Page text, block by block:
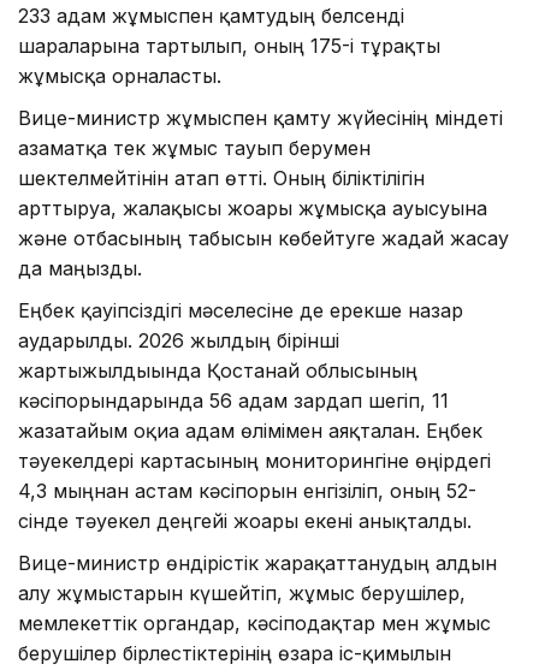
233 адам жұмыспен қамтудың белсенді
шараларына тартылып, оның 175-і тұрақты
жұмысқа орналасты.
Вице-министр жұмыспен қамту жүйесінің міндеті
азаматқа тек жұмыс тауып берумен
шектелмейтінін атап өтті. Оның біліктілігін
арттыруға, жалақысы жоғары жұмысқа ауысуына
және отбасының табысын көбейтуге жағдай жасау
да маңызды.
Еңбек қауіпсіздігі мәселесіне де ерекше назар
аударылды. 2026 жылдың бірінші
жартыжылдығында Қостанай облысының
кәсіпорындарында 56 адам зардап шегіп, 11
жазатайым оқиға адам өлімімен аяқталған. Еңбек
тәуекелдері картасының мониторингіне өңірдегі
4,3 мыңнан астам кәсіпорын енгізіліп, оның 52-
сінде тәуекел деңгейі жоғары екені анықталды.
Вице-министр өндірістік жарақаттанудың алдын
алу жұмыстарын күшейтіп, жұмыс берушілер,
мемлекеттік органдар, кәсіподақтар мен жұмыс
берушілер бірлестіктерінің өзара іс-қимылын